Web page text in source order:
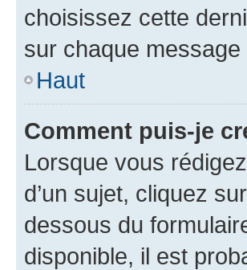
choisissez cette
sur chaque
Haut
Comment puis-je
Lorsque vous
d’un sujet, cliquez
dessous du
disponible, il est